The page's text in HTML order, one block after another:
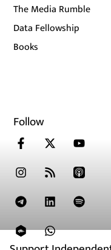
The Media Rumble
Data Fellowship
Books
Follow